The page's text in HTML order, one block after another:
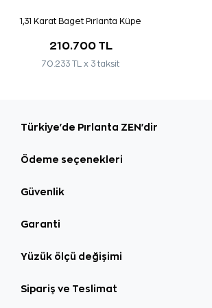
1,31 Karat Baget Pırlanta Küpe
210.700 TL
70.233 TL x 3 taksit
Türkiye'de Pırlanta ZEN'dir
Ödeme seçenekleri
Güvenlik
Garanti
Yüzük ölçü değişimi
Sipariş ve Teslimat